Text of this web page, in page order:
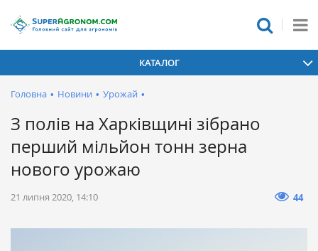
КАТАЛОГ
Головна • Новини • Урожай •
З полів на Харківщині зібрано
перший мільйон тонн зерна
нового урожаю
21 липня 2020, 14:10 44